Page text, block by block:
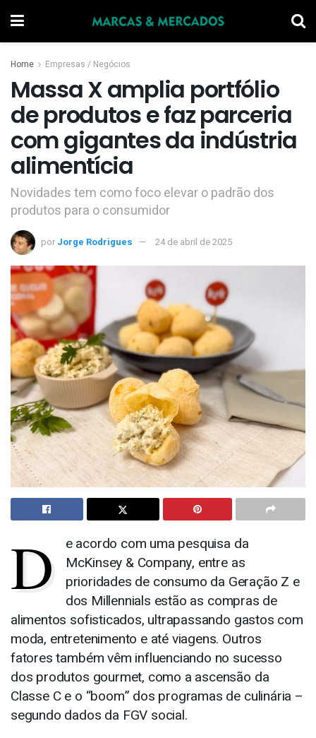
Home Empresas / Negócios
Massa X amplia portfólio
de produtos e faz parceria
com gigantes da indústria
alimentícia
Novidades tem como foco elevar o padrão dos
produtos para o consumidor
por Jorge Rodrigues 24 de abril de 2025
D
e acordo com uma pesquisa da
McKinsey & Company, entre as
prioridades de consumo da Geração Z e
dos Millennials estão as compras de
alimentos sofisticados, ultrapassando gastos com
moda, entretenimento e até viagens. Outros
fatores também vêm influenciando no sucesso
dos produtos gourmet, como a ascensão da
Classe C e o “boom” dos programas de culinária –
segundo dados da FGV social.